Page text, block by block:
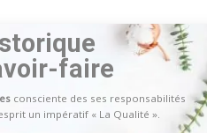
faire
consciente des ses responsabilités
un impératif « La Qualité ».